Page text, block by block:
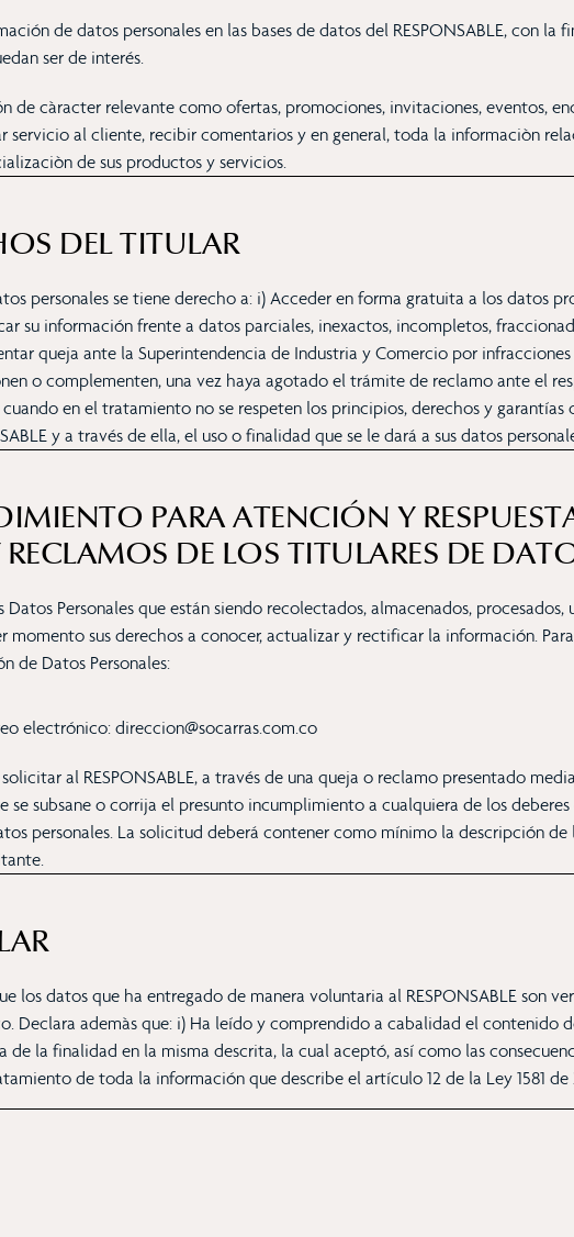
de datos personales en las bases de datos del RESPONSABLE, con
ser de interés.
de càracter relevante como ofertas, promociones, invitaciones, eventos,
servicio al cliente, recibir comentarios y en general, toda la informaciòn
de sus productos y servicios.
DEL TITULAR
personales se tiene derecho a: i) Acceder en forma gratuita a los datos
su información frente a datos parciales, inexactos, incompletos,
queja ante la Superintendencia de Industria y Comercio por infracciones
o complementen, una vez haya agotado el trámite de reclamo ante el
en el tratamiento no se respeten los principios, derechos y
y a través de ella, el uso o finalidad que se le dará a sus datos
PARA ATENCIÓN Y
DE LOS TITULARES DE
Datos Personales que están siendo recolectados, almacenados,
momento sus derechos a conocer, actualizar y rectificar la información.
de Datos Personales:
electrónico: direccion@socarras.com.co
solicitar al RESPONSABLE, a través de una queja o reclamo presentado
se subsane o corrija el presunto incumplimiento a cualquiera de los
personales. La solicitud deberá contener como mínimo la descripción
los datos que ha entregado de manera voluntaria al RESPONSABLE son
Declara ademàs que: i) Ha leído y comprendido a cabalidad el contenido
de la finalidad en la misma descrita, la cual aceptó, así como las
de toda la información que describe el artículo 12 de la Ley 1581